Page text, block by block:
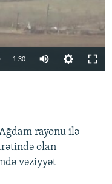
1:30
1080p
rayonu ilə
olan
vəziyyət